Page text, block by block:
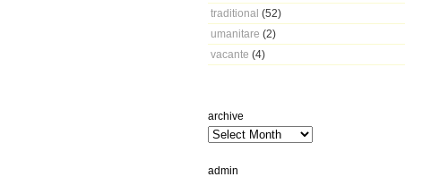
traditional (52)
umanitare (2)
vacante (4)
archive
admin